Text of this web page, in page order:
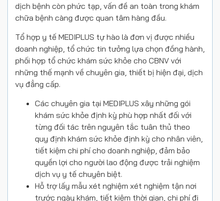
dịch bệnh còn phức tạp, vấn đề an toàn trong khám
chữa bệnh càng được quan tâm hàng đầu.
Tổ hợp y tế MEDIPLUS tự hào là đơn vị được nhiều
doanh nghiệp, tổ chức tin tưởng lựa chọn đồng hành,
phối hợp tổ chức khám sức khỏe cho CBNV với
những thế mạnh về chuyên gia, thiết bị hiện đại, dịch
vụ đẳng cấp.
Các chuyên gia tại MEDIPLUS xây những gói
khám sức khỏe định kỳ phù hợp nhất đối với
từng đối tác trên nguyên tắc tuân thủ theo
quy định khám sức khỏe định kỳ cho nhân viên,
tiết kiệm chi phí cho doanh nghiệp, đảm bảo
quyền lợi cho người lao động được trải nghiệm
dịch vụ y tế chuyên biệt.
Hỗ trợ lấy mẫu xét nghiệm xét nghiệm tận nơi
trước ngày khám, tiết kiệm thời gian, chi phí đi